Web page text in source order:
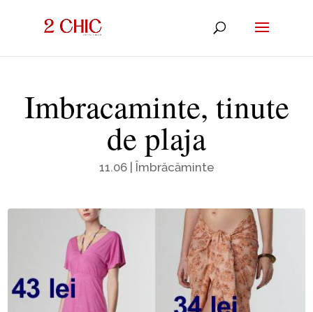
Imbracaminte, tinute
de plaja
11.06| Îmbrăcăminte